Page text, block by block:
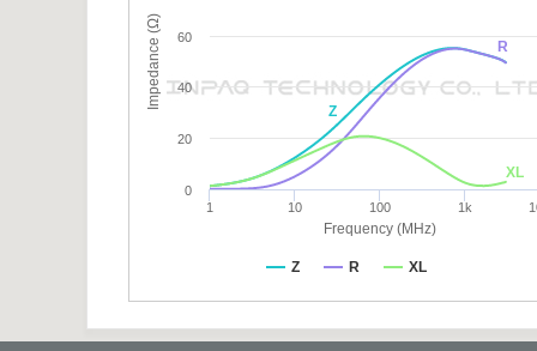
Frequency (MHz)
Impedance (Ω)
Z
R
XL
Z R XL
1 10 100 1k
0
20
40
60